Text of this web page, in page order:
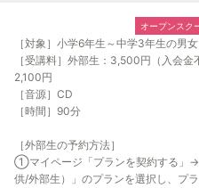
オープンスク
［対象］小学6年生～中学3年生の男女
［受講料］外部生：3,500円（入会金
2,100円
［音源］CD
［時間］90分
［外部生の予約方法］
①マイページ「プランを契約する」→
供/外部生）」のプランを選択し、プ